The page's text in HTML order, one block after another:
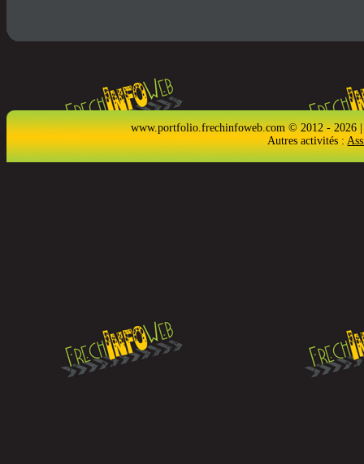
www.portfolio.frechinfoweb.com © 2012 - 2026
Autres activités :